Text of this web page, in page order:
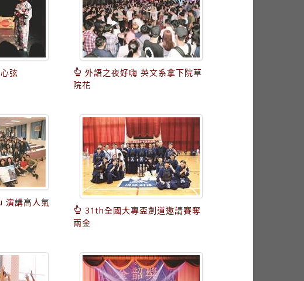
弦
外語之夜好嗨 英文系拿下院草
院花
演講高人氣
31th全國大專盃劍道邀請賽奪
兩金